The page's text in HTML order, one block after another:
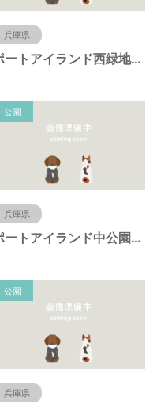
兵庫県
ポートアイランド西緑地（兵庫県神戸市）
公園
兵庫県
ポートアイランド中公園（兵庫県神戸市）
公園
兵庫県